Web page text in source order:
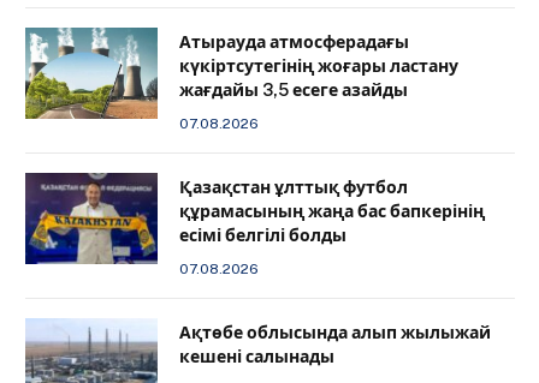
Атырауда атмосферадағы
күкіртсутегінің жоғары ластану
жағдайы 3,5 есеге азайды
07.08.2026
Қазақстан ұлттық футбол
құрамасының жаңа бас бапкерінің
есімі белгілі болды
07.08.2026
Ақтөбе облысында алып жылыжай
кешені салынады